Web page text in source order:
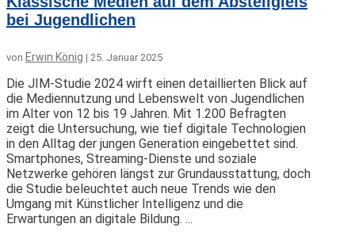
bei Jugendlichen
von Erwin König | 25. Januar 2025
Die JIM-Studie 2024 wirft einen detaillierten Blick auf
die Mediennutzung und Lebenswelt von Jugendlichen
im Alter von 12 bis 19 Jahren. Mit 1.200 Befragten
zeigt die Untersuchung, wie tief digitale Technologien
in den Alltag der jungen Generation eingebettet sind.
Smartphones, Streaming-Dienste und soziale
Netzwerke gehören längst zur Grundausstattung, doch
die Studie beleuchtet auch neue Trends wie den
Umgang mit Künstlicher Intelligenz und die
Erwartungen an digitale Bildung. ...